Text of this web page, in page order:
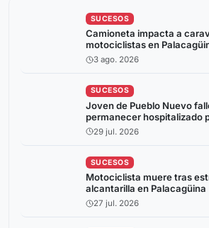
SUCESOS
Camioneta impacta a
motociclistas en
3 ago. 2026
SUCESOS
Joven de Pueblo Nuevo
permanecer hospitalizado
eléctrica
29 jul. 2026
SUCESOS
Motociclista muere tras
alcantarilla en Palacagüina
27 jul. 2026